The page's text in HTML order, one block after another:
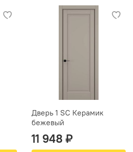
Дверь 1 SC Керамик
бежевый
11 948 ₽